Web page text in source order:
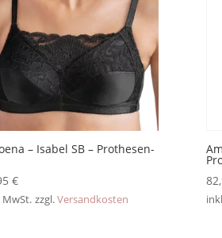
– Isabel SB – Prothesen-
€
MwSt. zzgl.Versandkosten